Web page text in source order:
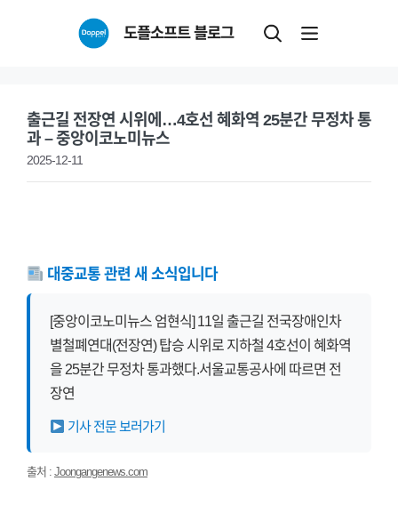
도플소프트 블로그
출근길 전장연 시위에…4호선 혜화역 25분간 무정차 통
과 – 중앙이코노미뉴스
2025-12-11
대중교통 관련 새 소식입니다
[중앙이코노미뉴스 엄현식] 11일 출근길 전국장애인차
별철폐연대(전장연) 탑승 시위로 지하철 4호선이 혜화역
을 25분간 무정차 통과했다.서울교통공사에 따르면 전
장연
기사 전문 보러가기
출처 : Joongangenews.com